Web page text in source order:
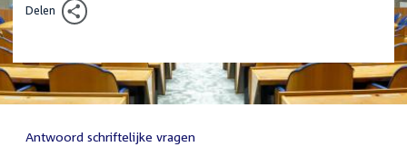
Delen
Antwoord schriftelijke vragen